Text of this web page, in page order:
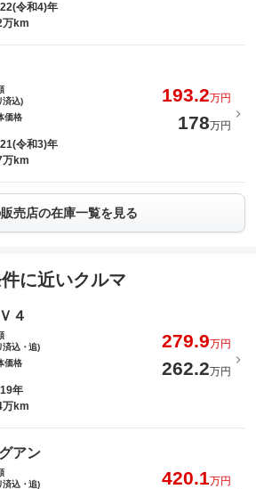
令和4)年
万km
済込)
193.2万円
価格
178万円
令和3)年
万km
売店の在庫一覧を見る
に近いクルマ
４
済込・追)
279.9万円
価格
262.2万円
年
万km
アン
済込・追)
420.1万円